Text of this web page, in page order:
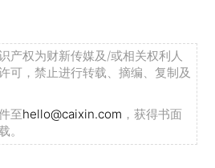
产权为财新传媒及/或相关权利人
可，禁止进行转载、摘编、复制及
至hello@caixin.com ，获得书面
。